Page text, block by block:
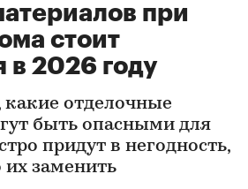
при
стоит
в 2026 году
какие отделочные
быть опасными для
придут в негодность,
их заменить